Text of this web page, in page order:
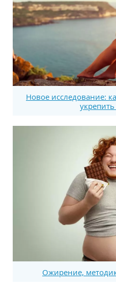
Новое исследование:
Ожирение,